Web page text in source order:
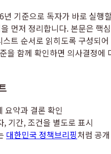
기준으로 독자가 바로 실행
먼저 정리합니다. 본문은 핵
트 순서로 읽히도록 구성되
을 함께 확인하면 의사결정에
요약과 결론 확인
, 기간, 조건을 별도로 표시
대한민국 정책브리핑처럼 공